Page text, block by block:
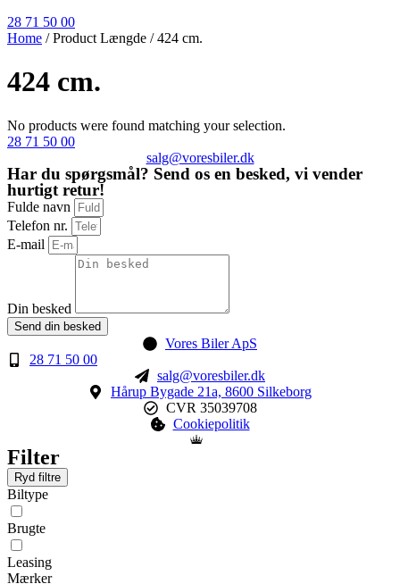
28 71 50 00
Home / Product Længde / 424 cm.
424 cm.
No products were found matching your selection.
28 71 50 00
salg@voresbiler.dk
Har du spørgsmål? Send os en besked, vi vender
hurtigt retur!
Fulde navn
Telefon nr.
E-mail
Din besked
Send din besked
Vores Biler ApS
28 71 50 00
salg@voresbiler.dk
Hårup Bygade 21a, 8600 Silkeborg
CVR 35039708
Cookiepolitik
Filter
Ryd filtre
Biltype
Brugte
Leasing
Mærker